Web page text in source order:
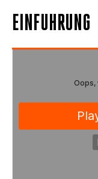
EINFÜHRUNG